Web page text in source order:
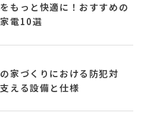
もっと快適に！おすすめの
電10選
の家づくりにおける防犯対
える設備と仕様